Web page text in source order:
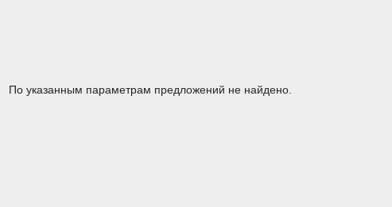
По указанным параметрам предложений не найдено.